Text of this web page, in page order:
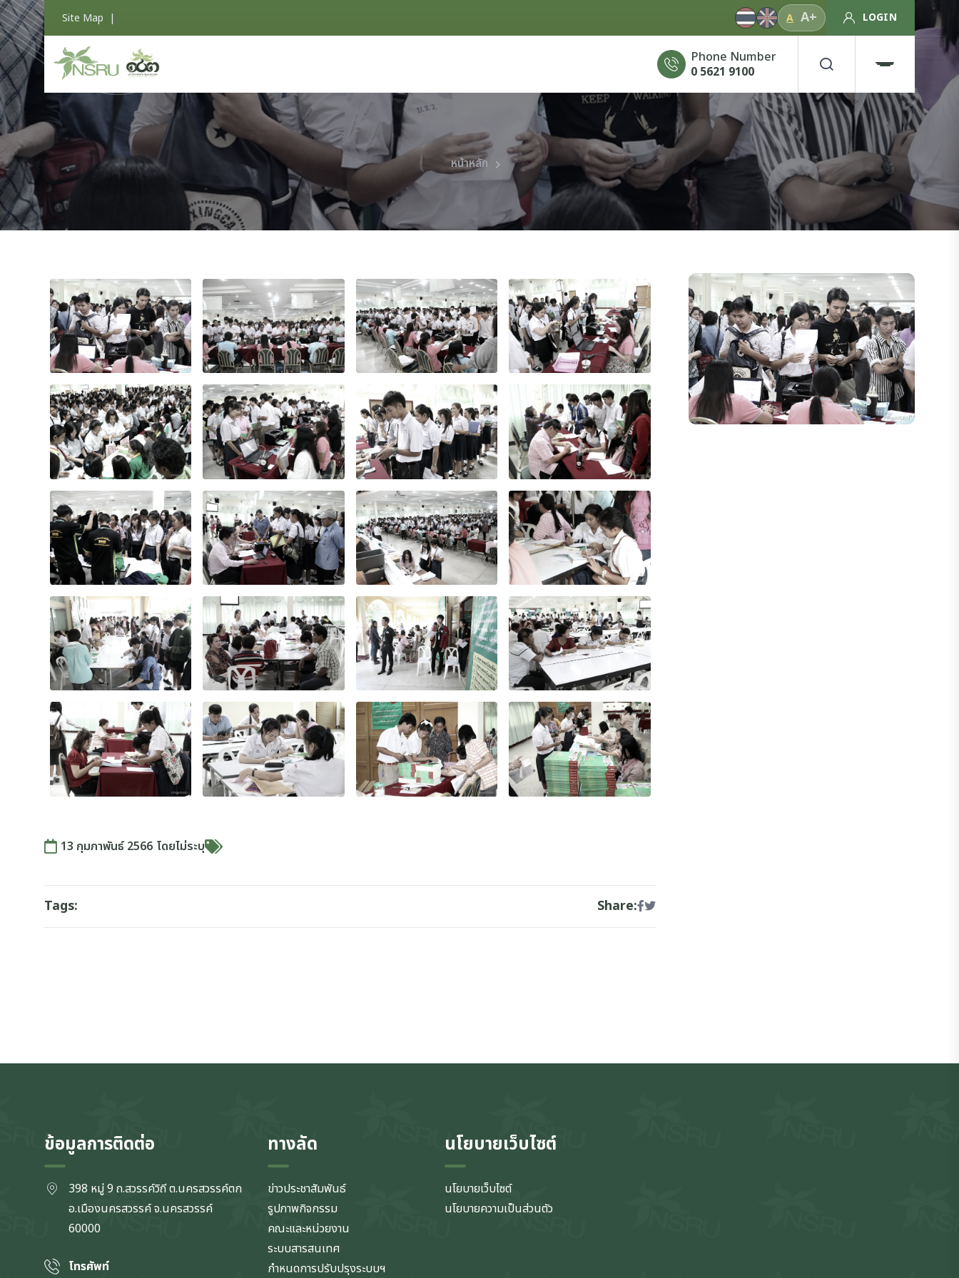
Site Map | A A+ LOGIN
Phone Number
0 5621 9100
หน้าหลัก
13 กุมภาพันธ์ 2566 โดยไม่ระบุ
Tags: Share:
ข้อมูลการติดต่อ
398 หมู่ 9 ถ.สวรรค์วิถี ต.นครสวรรค์ตก
อ.เมืองนครสวรรค์ จ.นครสวรรค์
60000
โทรศัพท์
ทางลัด
ข่าวประชาสัมพันธ์
รูปภาพกิจกรรม
คณะและหน่วยงาน
ระบบสารสนเทศ
กำหนดการปรับปรุงระบบฯ
นโยบายเว็บไซต์
นโยบายเว็บไซต์
นโยบายความเป็นส่วนตัว